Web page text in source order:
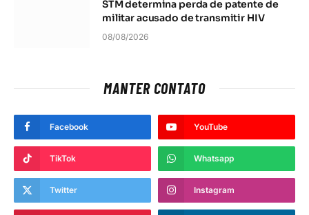
STM determina perda de patente de
militar acusado de transmitir HIV
08/08/2026
MANTER CONTATO
Facebook YouTube
TikTok Whatsapp
Twitter Instagram